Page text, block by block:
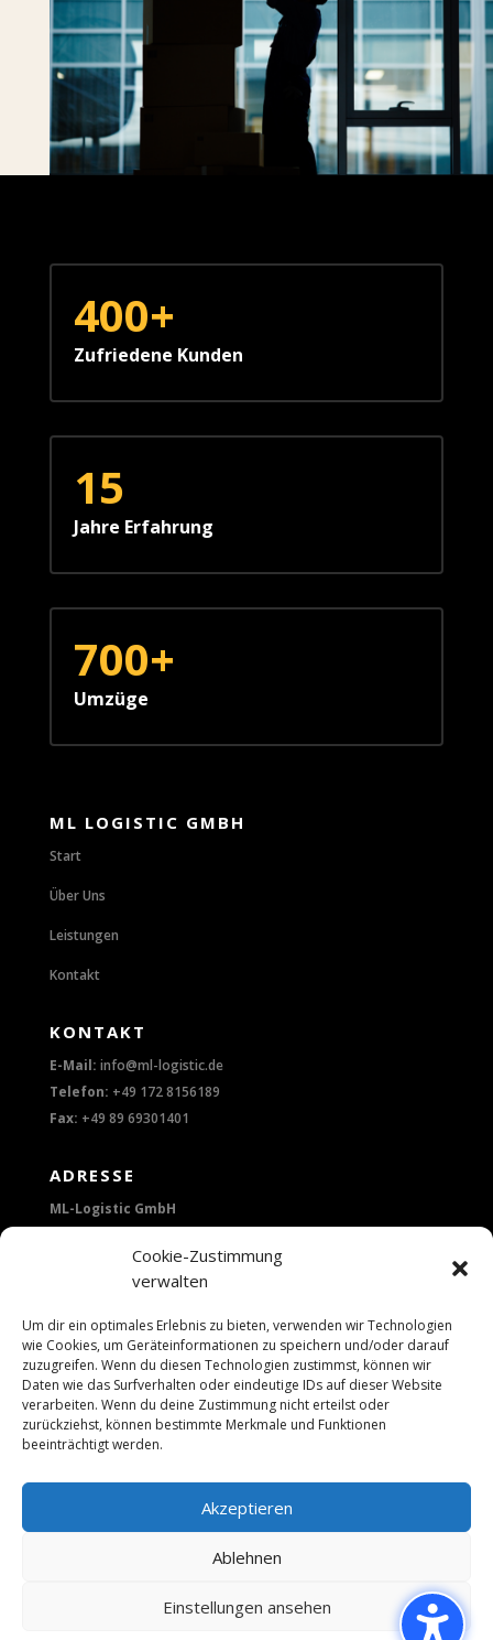
Cookie-Zustimmung
verwalten
Um dir ein optimales Erlebnis zu bieten, verwenden wir Technologien
wie Cookies, um Geräteinformationen zu speichern und/oder darauf
zuzugreifen. Wenn du diesen Technologien zustimmst, können wir
Daten wie das Surfverhalten oder eindeutige IDs auf dieser Website
verarbeiten. Wenn du deine Zustimmung nicht erteilst oder
zurückziehst, können bestimmte Merkmale und Funktionen
beeinträchtigt werden.
Akzeptieren
Ablehnen
Einstellungen ansehen
400+
Zufriedene Kunden
15
Jahre Erfahrung
700+
Umzüge
ML LOGISTIC GMBH
Start
Über Uns
Leistungen
Kontakt
KONTAKT
E-Mail: info@ml-logistic.de
Telefon: +49 172 8156189
Fax: +49 89 69301401
ADRESSE
ML-Logistic GmbH
Lerchenstraße 14
80995 München
Datenschutzerklärung